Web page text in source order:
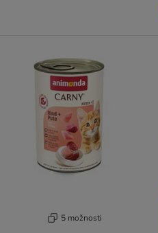
5 možnosti